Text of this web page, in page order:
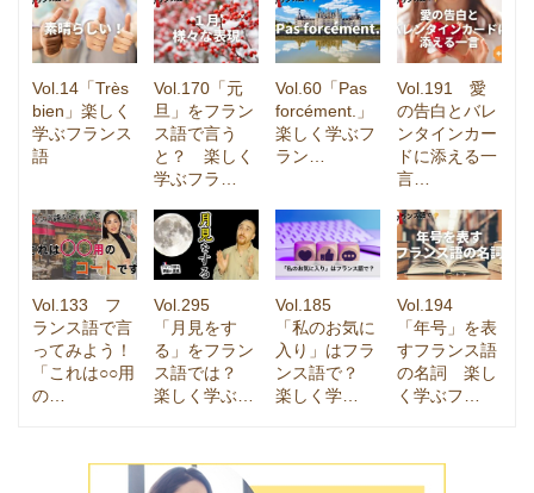
Vol.14「Très
bien」楽しく
学ぶフランス
語
Vol.170「元
旦」をフラン
ス語で言う
と？ 楽しく
学ぶフラ…
Vol.60「Pas
forcément.」
楽しく学ぶフ
ラン…
Vol.191 愛
の告白とバレ
ンタインカー
ドに添える一
言…
Vol.133 フ
ランス語で言
ってみよう！
「これは○○用
の…
Vol.295
「月見をす
る」をフラン
ス語では？
楽しく学ぶ…
Vol.185
「私のお気に
入り」はフラ
ンス語で？
楽しく学…
Vol.194
「年号」を表
すフランス語
の名詞 楽し
く学ぶフ…